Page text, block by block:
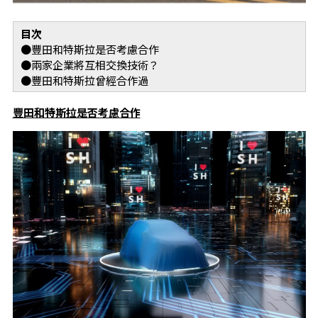
目次
●豐田和特斯拉是否考慮合作
●兩家企業將互相交換技術？
●豐田和特斯拉曾經合作過
豐田和特斯拉是否考慮合作